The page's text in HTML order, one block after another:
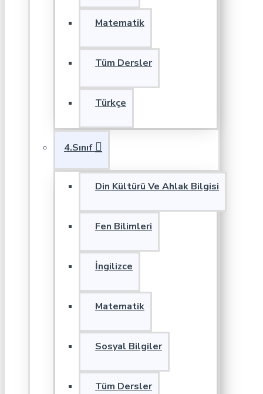
Matematik
Tüm Dersler
Türkçe
4.Sınıf
Din Kültürü Ve Ahlak Bilgisi
Fen Bilimleri
İngilizce
Matematik
Sosyal Bilgiler
Tüm Dersler